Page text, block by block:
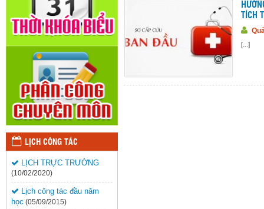
LỊCH CÔNG TÁC
LỊCH TRỰC TRƯỜNG
(10/02/2020)
Lịch công tác đầu năm
học (05/09/2015)
TÍCH
[...]